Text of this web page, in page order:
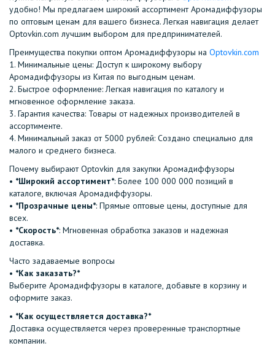
удобно! Мы предлагаем широкий ассортимент Аромадиффузоры
по оптовым ценам для вашего бизнеса. Легкая навигация делает
Optovkin.com лучшим выбором для предпринимателей.
Преимущества покупки оптом Аромадиффузоры на Optovkin.com
1.⁠ ⁠Минимальные цены: Доступ к широкому выбору
Аромадиффузоры из Китая по выгодным ценам.
2.⁠ ⁠Быстрое оформление: Легкая навигация по каталогу и
мгновенное оформление заказа.
3.⁠ ⁠Гарантия качества: Товары от надежных производителей в
ассортименте.
4.⁠ ⁠Минимальный заказ от 5000 рублей: Создано специально для
малого и среднего бизнеса.
Почему выбирают Optovkin для закупки Аромадиффузоры
•⁠ ⁠ *Широкий ассортимент*: Более 100 000 000 позиций в
каталоге, включая Аромадиффузоры.
•⁠ ⁠ *Прозрачные цены*: Прямые оптовые цены, доступные для
всех.
•⁠ ⁠ *Скорость*: Мгновенная обработка заказов и надежная
доставка.
Часто задаваемые вопросы
•⁠ ⁠*Как заказать?*
Выберите Аромадиффузоры в каталоге, добавьте в корзину и
оформите заказ.
•⁠ ⁠ *Как осуществляется доставка?*
Доставка осуществляется через проверенные транспортные
компании.